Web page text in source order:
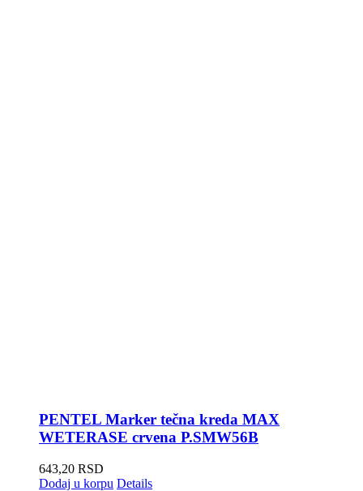
PENTEL Marker tečna kreda MAX
WETERASE crvena P.SMW56B
643,20 RSD
Dodaj u korpu Details